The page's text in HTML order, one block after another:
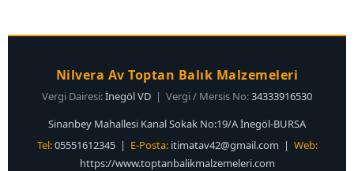
Nilvera Av Toptan Balık Malzemeleri
Vergi Dairesi:İnegöl VD | Vergi / Mersis No:34333916530
Sinanbey Mahallesi Kanal Sokak No:19/A İnegöl-BURSA
Tel:05551612345 | E-Posta: itimatav42@gmail.com | Web:
https://www.toptanbalikmalzemeleri.com